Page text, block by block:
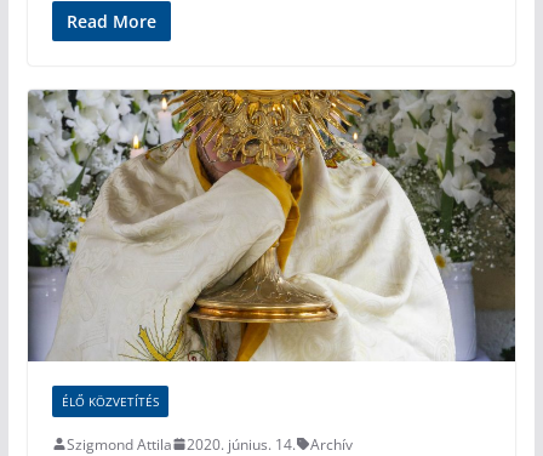
Read More
ÉLŐ KÖZVETÍTÉS
Szigmond Attila 2020. június. 14. Archív